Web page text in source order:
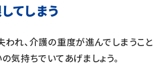
てしまう
れ、介護の重度が進んでしまうこと
気持ちでいてあげましょう。